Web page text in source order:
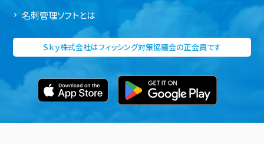
名刺管理ソフトとは
Ｓｋｙ株式会社はフィッシング対策協議会の正会員です